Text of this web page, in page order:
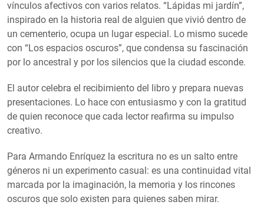
vínculos afectivos con varios relatos. “Lápidas mi jardín”,
inspirado en la historia real de alguien que vivió dentro de
un cementerio, ocupa un lugar especial. Lo mismo sucede
con “Los espacios oscuros”, que condensa su fascinación
por lo ancestral y por los silencios que la ciudad esconde.
El autor celebra el recibimiento del libro y prepara nuevas
presentaciones. Lo hace con entusiasmo y con la gratitud
de quien reconoce que cada lector reafirma su impulso
creativo.
Para Armando Enríquez la escritura no es un salto entre
géneros ni un experimento casual: es una continuidad vital
marcada por la imaginación, la memoria y los rincones
oscuros que solo existen para quienes saben mirar.